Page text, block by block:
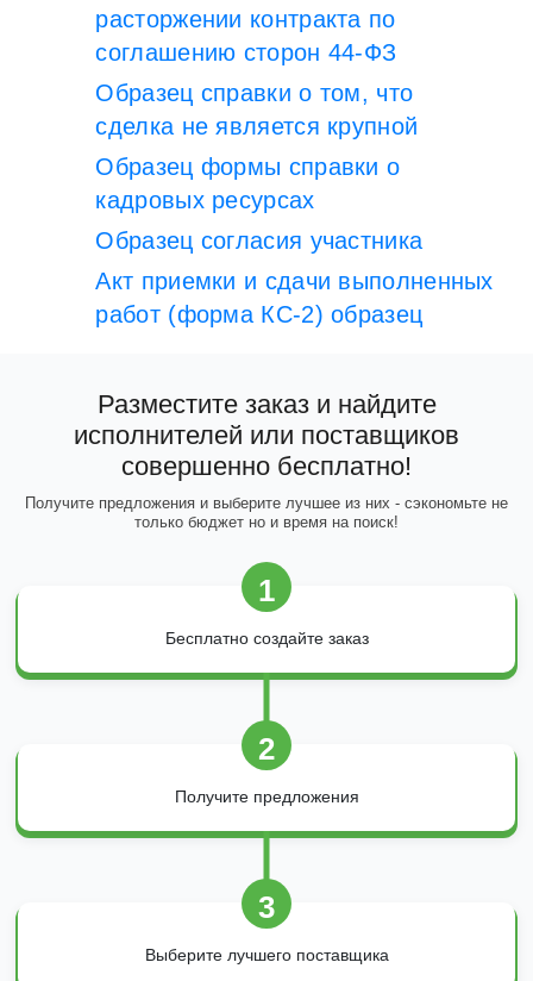
расторжении контракта по
соглашению сторон 44-ФЗ
Образец справки о том, что
сделка не является крупной
Образец формы справки о
кадровых ресурсах
Образец согласия участника
Акт приемки и сдачи выполненных
работ (форма КС-2) образец
Разместите заказ и найдите
исполнителей или поставщиков
совершенно бесплатно!
Получите предложения и выберите лучшее из них - сэкономьте не
только бюджет но и время на поиск!
1
Бесплатно создайте заказ
2
Получите предложения
3
Выберите лучшего поставщика